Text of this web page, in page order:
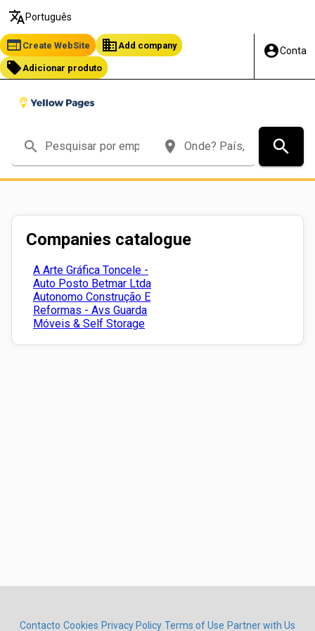
translate Português
web Create WebSite business Add company
local_offer Adicionar produto
account_circleConta
search place search
Companies catalogue
A Arte Gráfica Toncele -
Auto Posto Betmar Ltda
Autonomo Construção E
Reformas - Avs Guarda
Móveis & Self Storage
Contacto Cookies Privacy Policy Terms of Use Partner with Us